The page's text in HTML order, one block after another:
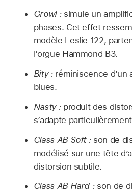
Growl :simule un
phases. Cet effet
modèle Leslie 122,
l’orgue Hammond B3.
Bity :réminiscence d’un
blues.
Nasty :produit des
s’adapte
Class AB Soft :son de
modélisé sur une tête
distorsion subtile.
Class AB Hard :son de